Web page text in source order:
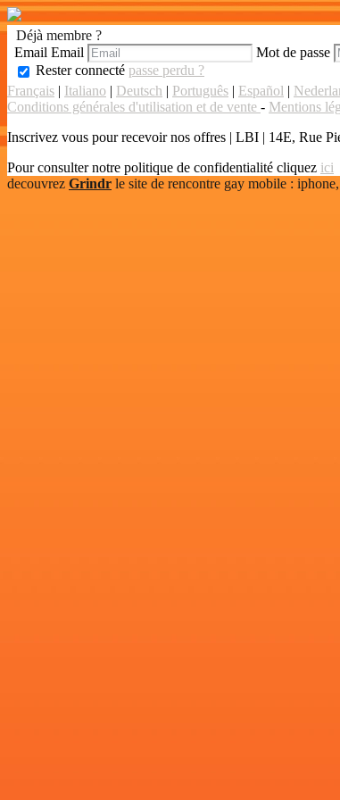
Déjà membre ?
Email Email Mot de passe
Rester connecté passe perdu ?
Français | Italiano | Deutsch | Português | Español |
Conditions générales d'utilisation et de vente - Mentions
Inscrivez vous pour recevoir nos offres | LBI | 14E, Rue
Pour consulter notre politique de confidentialité cliquez ici
decouvrez Grindr le site de rencontre gay mobile :